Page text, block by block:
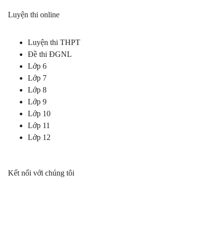
Luyện thi online
Luyện thi THPT
Đề thi ĐGNL
Lớp 6
Lớp 7
Lớp 8
Lớp 9
Lớp 10
Lớp 11
Lớp 12
Kết nối với chúng tôi